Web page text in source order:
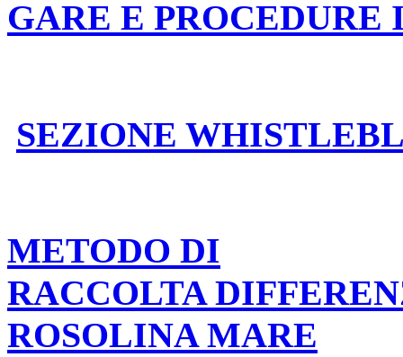
GARE E PROCEDURE
SEZIONE
METODO DI
RACCOLTA
ROSOLINA MARE